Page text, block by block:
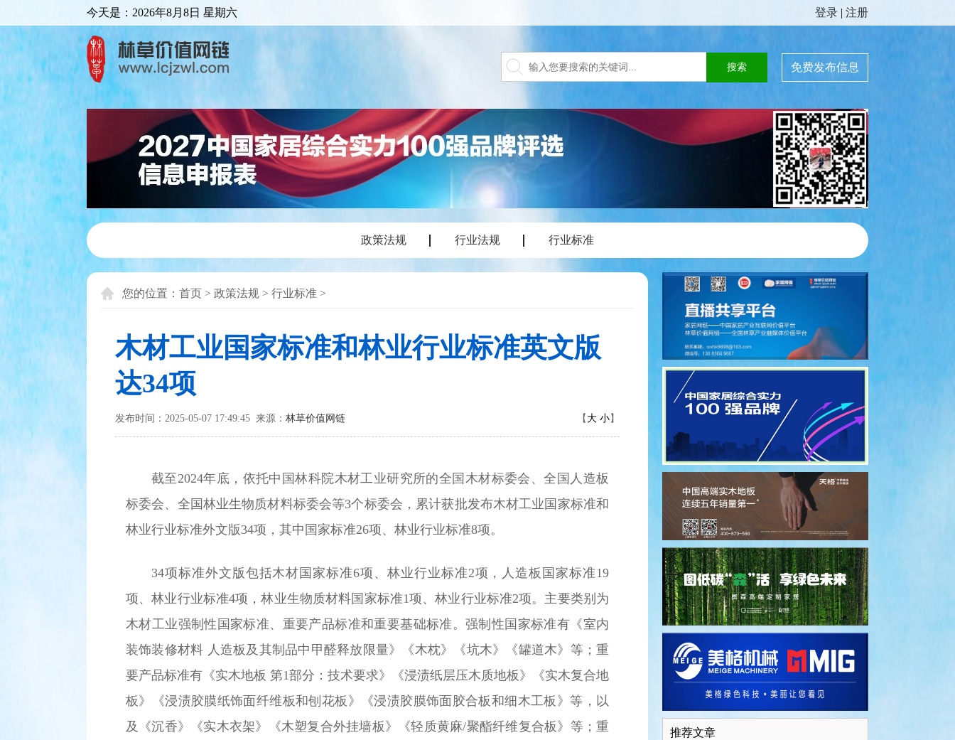
今天是： 2026年8月8日 星期六 登录 | 注册
免费发布信息
政策法规 行业法规 行业标准
您的位置： 首页 > 政策法规 > 行业标准 >
木材工业国家标准和林业行业标准英文版
达34项
发布时间：2025-05-07 17:49:45 来源： 林草价值网链 【 大 小】
截至2024年底，依托中国林科院木材工业研究所的全国木材标委会、全国人造板
标委会、全国林业生物质材料标委会等3个标委会，累计获批发布木材工业国家标准和
林业行业标准外文版34项，其中国家标准26项、林业行业标准8项。
34项标准外文版包括木材国家标准6项、林业行业标准2项，人造板国家标准19
项、林业行业标准4项，林业生物质材料国家标准1项、林业行业标准2项。主要类别为
木材工业强制性国家标准、重要产品标准和重要基础标准。强制性国家标准有《室内
装饰装修材料 人造板及其制品中甲醛释放限量》《木枕》《坑木》《罐道木》等；重
要产品标准有《实木地板 第1部分：技术要求》《浸渍纸层压木质地板》《实木复合地
板》《浸渍胶膜纸饰面纤维板和刨花板》《浸渍胶膜饰面胶合板和细木工板》等，以
及《沉香》《实木衣架》《木塑复合外挂墙板》《轻质黄麻/聚酯纤维复合板》等；重
推荐文章